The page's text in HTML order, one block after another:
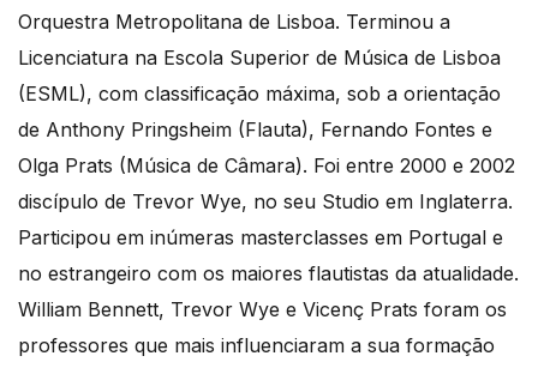
Orquestra Metropolitana de Lisboa. Terminou a
Licenciatura na Escola Superior de Música de Lisboa
(ESML), com classificação máxima, sob a orientação
de Anthony Pringsheim (Flauta), Fernando Fontes e
Olga Prats (Música de Câmara). Foi entre 2000 e 2002
discípulo de Trevor Wye, no seu Studio em Inglaterra.
Participou em inúmeras masterclasses em Portugal e
no estrangeiro com os maiores flautistas da atualidade.
William Bennett, Trevor Wye e Vicenç Prats foram os
professores que mais influenciaram a sua formação